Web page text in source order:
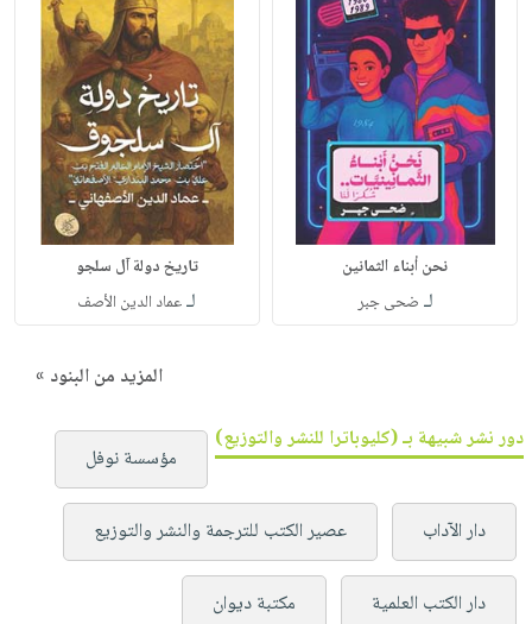
نحن أبناء الثمانين
لـ ضحى جبر
تاريخ دولة آل سلجو
لـعماد الدين الأصف
المزيد من البنود »
دور نشر شبيهة بـ (كليوباترا للنشر والتوزيع)
مؤسسة نوفل
دار الآداب عصير الكتب للترجمة والنشر والتوزيع
دار الكتب العلمية مكتبة ديوان